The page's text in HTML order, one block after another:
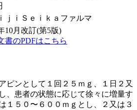
ｊｉＳｅｉｋａファルマ
10月改訂(第5版)
書のPDFはこちら
ピンとして１回２５ｍｇ、１日２又
、患者の状態に応じて徐々に増量す
１５０〜６００ｍｇとし、２又は３